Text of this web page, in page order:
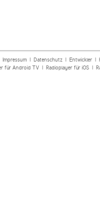
Impressum| Datenschutz| Entwickler|
für Android TV| Radioplayer für iOS|